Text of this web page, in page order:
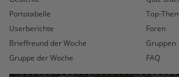
Portotabelle
Userberichte
Brieffreund der Woche
Gruppe der Woche
Top-
Foren
Gruppen
FAQ